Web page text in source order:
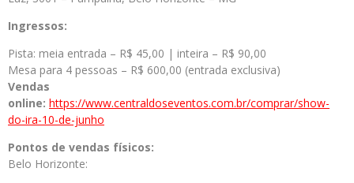
Ingressos:
Pista: meia entrada – R$ 45,00 | inteira – R$ 90,00
Mesa para 4 pessoas – R$ 600,00 (entrada exclusiva)
Vendas
online: https://www.centraldoseventos.com.br/comprar/show-
do-ira-10-de-junho
Pontos de vendas físicos:
Belo Horizonte: